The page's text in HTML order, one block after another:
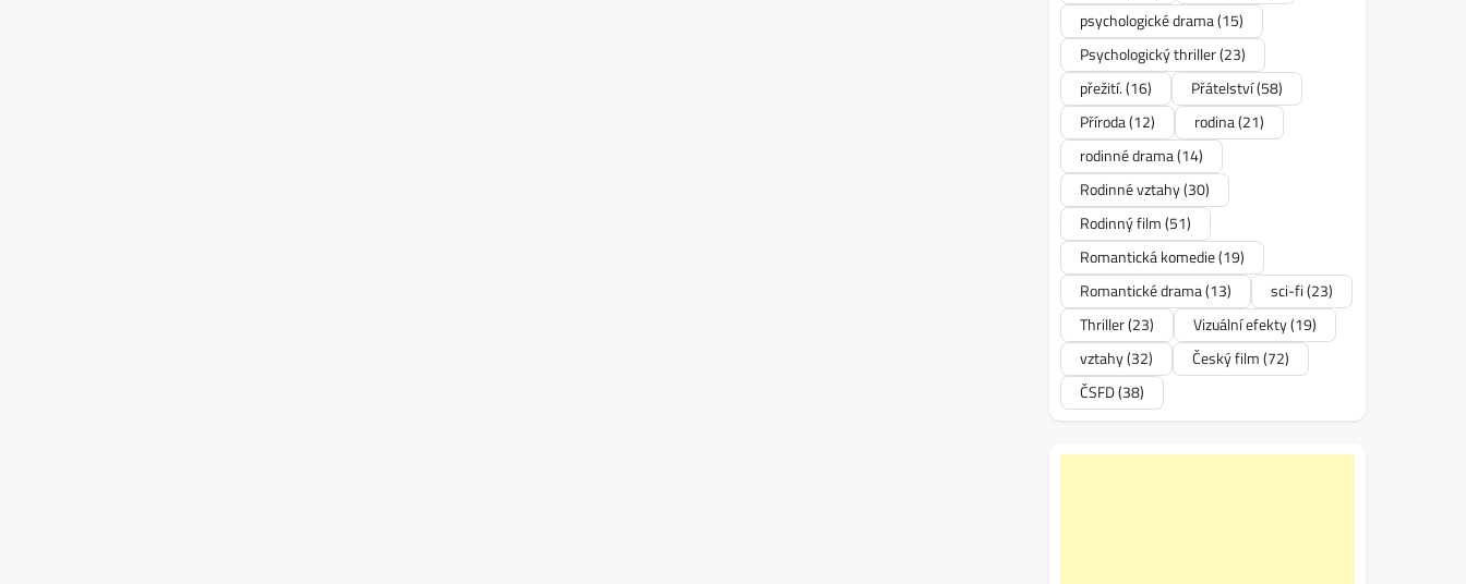
psychologické drama(15)
Psychologický thriller(23)
přežití.(16) Přátelství(58)
Příroda(12) rodina(21)
rodinné drama(14)
Rodinné vztahy(30)
Rodinný film(51)
Romantická komedie(19)
Romantické drama(13) sci-fi(23)
Thriller(23) Vizuální efekty(19)
vztahy(32) Český film(72)
ČSFD(38)